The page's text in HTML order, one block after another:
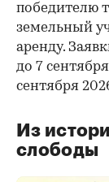
победителю
земельный
аренду.
до 7
сентября
Из
слободы